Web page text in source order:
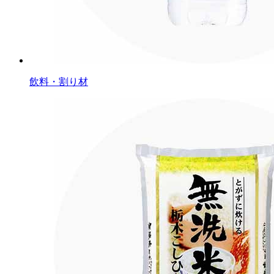
飲料・割り材